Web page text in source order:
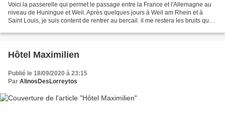
Voici la passerelle qui permet le passage entre la France et l'Allemagne au
niveau de Huningue et Weil. Après quelques jours à Weil am Rhein et à
Saint Louis, je suis content de rentrer au bercail. il me restera les bruits que
Hôtel Maximilien
Publié le 18/09/2020 à 23:15
Par AlinosDesLorreytos